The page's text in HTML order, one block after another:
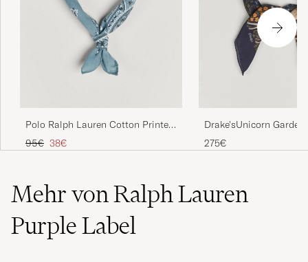
Polo Ralph Lauren Cotton Printed
Bandana Vessle Blue
Regulärer Preis
95€ Reduzierter Preis
38€
Drake'sUnicorn
ScarfNavy
275€
Mehr von Ralph Lauren
Purple Label